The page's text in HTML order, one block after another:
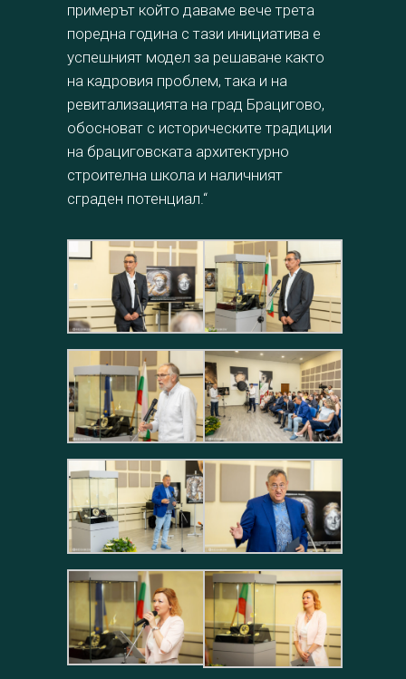
примерът който даваме вече трета
поредна година с тази инициатива е
успешният модел за решаване както
на кадровия проблем, така и на
ревитализацията на град Брацигово,
обосноват с историческите традиции
на брациговската архитектурно
строителна школа и наличният
сграден потенциал.“